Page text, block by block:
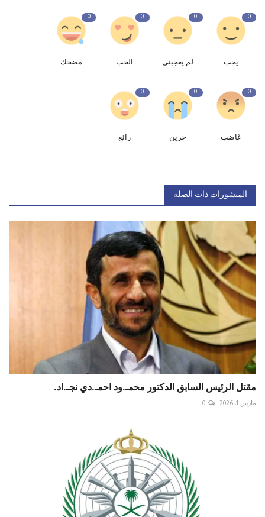
0
يحب
0
لم يعجبنى
0
الحب
0
مضحك
0
غاضب
0
حزين
0
رائع
المنشورات ذات الصلة
مقتل الرئيس السابق الدكتور محمـ.ود احمـ.دي نجـ.اد.
مارس 1, 2026 0